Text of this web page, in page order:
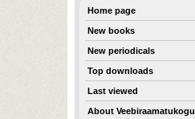
Home page
New books
New periodicals
Top downloads
Last viewed
About Veebiraamatukogu